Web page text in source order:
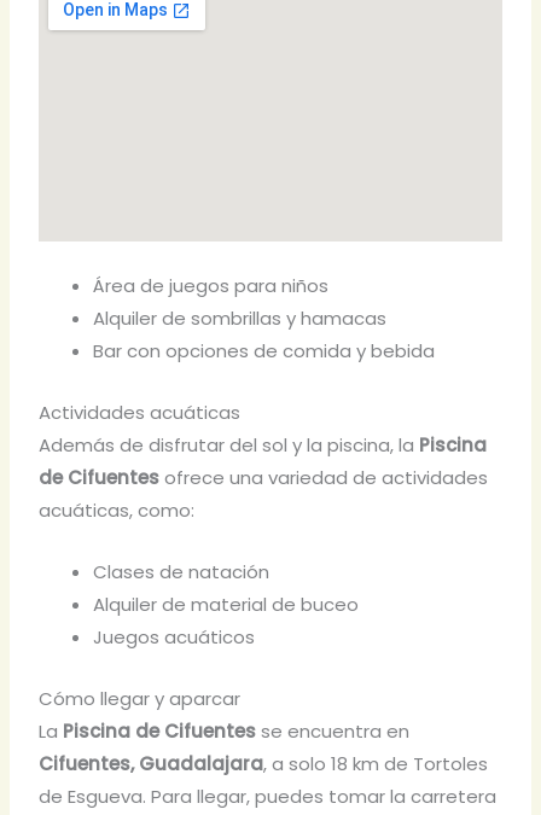
Área de juegos para niños
Alquiler de sombrillas y hamacas
Bar con opciones de comida y bebida
Actividades acuáticas
Además de disfrutar del sol y la piscina, la Piscina
de Cifuentesofrece una variedad de actividades
acuáticas, como:
Clases de natación
Alquiler de material de buceo
Juegos acuáticos
Cómo llegar y aparcar
La Piscina de Cifuentesse encuentra en
Cifuentes, Guadalajara, a solo 18 km de Tortoles
de Esgueva. Para llegar, puedes tomar la carretera